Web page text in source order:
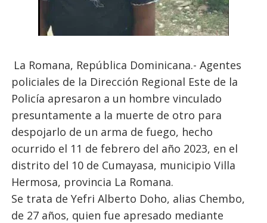
La Romana, República Dominicana.- Agentes
policiales de la Dirección Regional Este de la
Policía apresaron a un hombre vinculado
presuntamente a la muerte de otro para
despojarlo de un arma de fuego, hecho
ocurrido el 11 de febrero del año 2023, en el
distrito del 10 de Cumayasa, municipio Villa
Hermosa, provincia La Romana.
Se trata de Yefri Alberto Doho, alias Chembo,
de 27 años, quien fue apresado mediante